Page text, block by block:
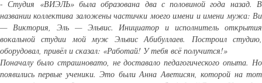
-Студия «ВИЭЛЬ» была образована два с половиной года назад. В
названии коллектива заложены частички моего имени и имени мужа: Ви
— Виктория, Эль — Эльвис. Инициатор и исполнитель открытия
вокальной студии мой муж Эльвис Абибуллаев. Построил студию,
оборудовал, привёл и сказал: «Работай! У тебя всё получится!»
Поначалу было страшновато, не доставало педагогического опыта. Но
появились первые ученики. Это были Анна Аветисян, которой на тот